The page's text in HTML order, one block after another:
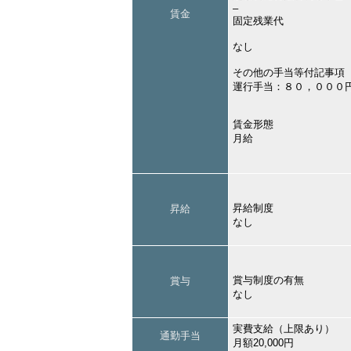
賃金
–
固定残業代
なし
その他の手当等付記事項
運行手当：８０，０００
賃金形態
月給
昇給
昇給制度
なし
賞与
賞与制度の有無
なし
通勤手当
実費支給（上限あり）
月額20,000円